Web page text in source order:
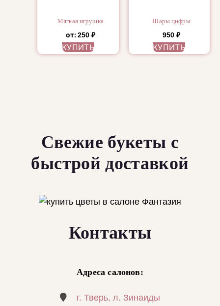
Мягкая игрушка
от:250 ₽
КУПИТЬ
Шары цифры
950₽
КУПИТЬ
Свежие букеты с
быстрой доставкой
Контакты
Адреса салонов:
г. Тверь, л. Зинаиды